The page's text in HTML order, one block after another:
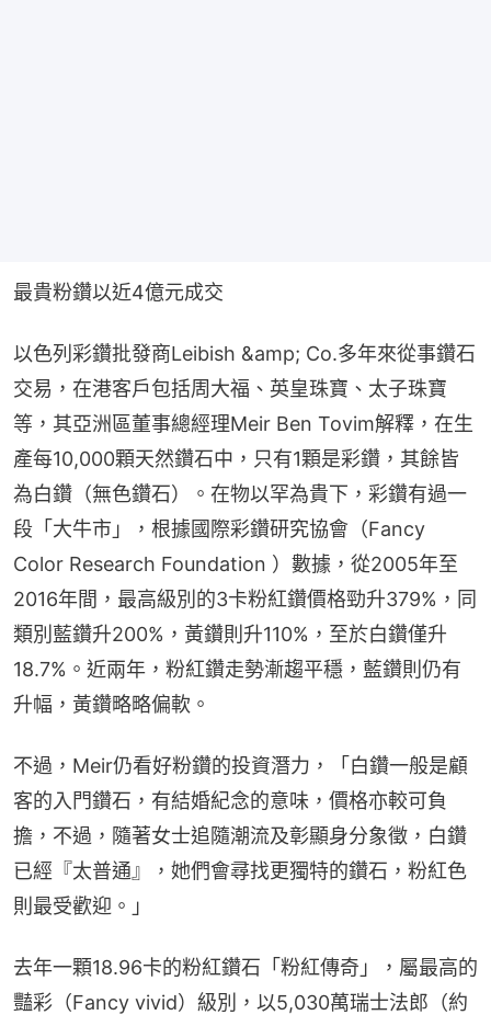
最貴粉鑽以近4億元成交
以色列彩鑽批發商Leibish &amp; Co.多年來從事鑽石
交易，在港客戶包括周大福、英皇珠寶、太子珠寶
等，其亞洲區董事總經理Meir Ben Tovim解釋，在生
產每10,000顆天然鑽石中，只有1顆是彩鑽，其餘皆
為白鑽（無色鑽石）。在物以罕為貴下，彩鑽有過一
段「大牛市」，根據國際彩鑽研究協會（Fancy
Color Research Foundation ）數據，從2005年至
2016年間，最高級別的3卡粉紅鑽價格勁升379%，同
類別藍鑽升200%，黃鑽則升110%，至於白鑽僅升
18.7%。近兩年，粉紅鑽走勢漸趨平穩，藍鑽則仍有
升幅，黃鑽略略偏軟。
不過，Meir仍看好粉鑽的投資潛力，「白鑽一般是顧
客的入門鑽石，有結婚紀念的意味，價格亦較可負
擔，不過，隨著女士追隨潮流及彰顯身分象徵，白鑽
已經『太普通』，她們會尋找更獨特的鑽石，粉紅色
則最受歡迎。」
去年一顆18.96卡的粉紅鑽石「粉紅傳奇」，屬最高的
豔彩（Fancy vivid）級別，以5,030萬瑞士法郎（約